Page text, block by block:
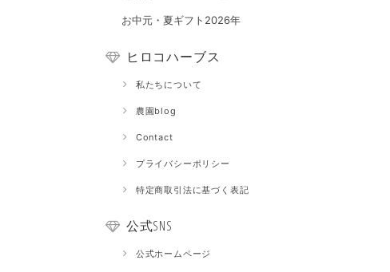
お中元・夏ギフト2026年
ヒロコハーブス
私たちについて
農園blog
Contact
プライバシーポリシー
特定商取引法に基づく表記
公式SNS
公式ホームページ